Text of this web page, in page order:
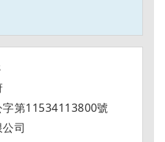
第11534113800號
司